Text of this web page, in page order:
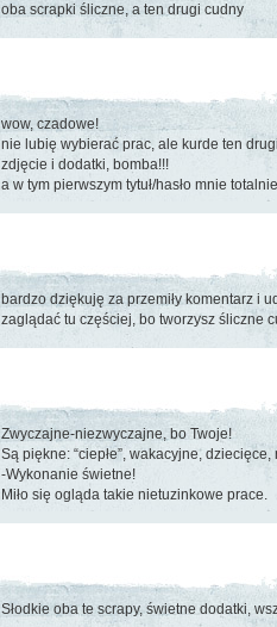
oba scrapki śliczne, a ten drugi cudny
wow, czadowe!
nie lubię wybierać prac, ale kurde ten
zdjęcie i dodatki, bomba!!!
a w tym pierwszym tytuł/hasło mnie
bardzo dziękuję za przemiły komentarz i
zaglądać tu częściej, bo tworzysz śliczne
Zwyczajne-niezwyczajne, bo Twoje!
Są piękne: “ciepłe”, wakacyjne, dziecięce,
-Wykonanie świetne!
Miło się ogląda takie nietuzinkowe prace.
Słodkie oba te scrapy, świetne dodatki,